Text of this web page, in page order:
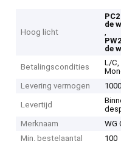
Hoog licht
de
,
de
Betalingscondities
L/C,
Levering vermogen
1000
Levertijd
Merknaam
WG
Min. bestelaantal
100